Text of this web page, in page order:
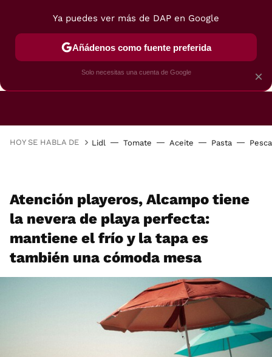
FREIDORAS DE AIRE GUÍAS DE
HOY SE HABLA DE Lidl Tomate Aceite Pasta
Atención playeros, Alcampo tiene
la nevera de playa perfecta:
mantiene el frío y la tapa es
también una cómoda mesa
×
Ya puedes ver más de DAP en Google
Añádenos como fuente preferida
Solo necesitas una cuenta de Google